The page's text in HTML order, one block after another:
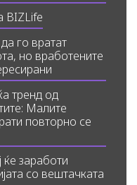
BIZLife
го вратат
но вработените
тренд од
Малите
повторно се
ќе заработи
со вештачката